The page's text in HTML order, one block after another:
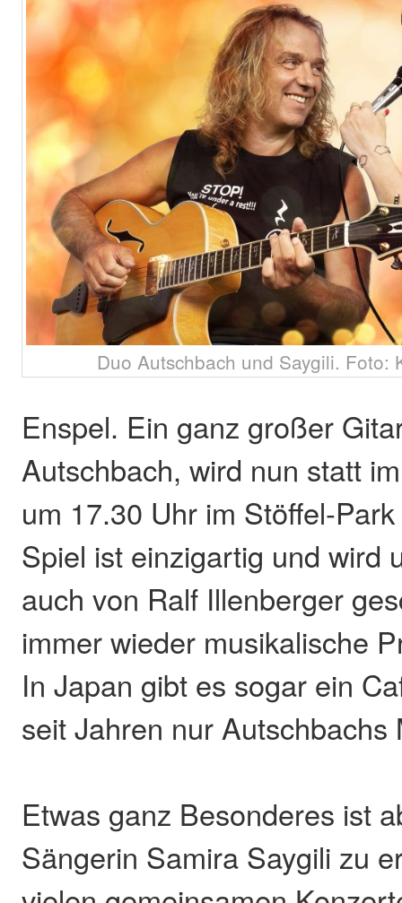
Duo Autschbach und Saygili. Foto:
Enspel. Ein ganz großer
Autschbach, wird nun statt
um 17.30 Uhr im Stöffel-
Spiel ist einzigartig und wird
auch von Ralf Illenberger
immer wieder musikalische
In Japan gibt es sogar ein
seit Jahren nur Autschbachs
Etwas ganz Besonderes ist
Sängerin Samira Saygili zu